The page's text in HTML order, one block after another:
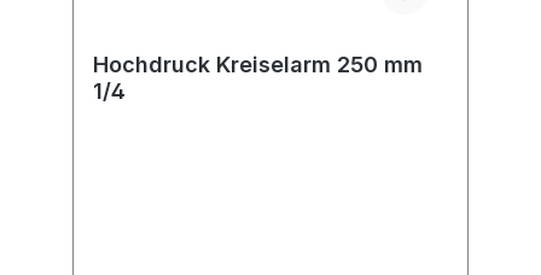
Hochdruck Kreiselarm 250 mm
1/4